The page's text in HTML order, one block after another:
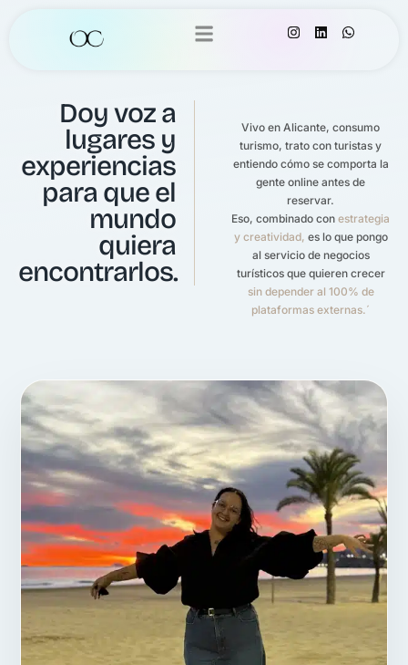
Doy voz a
lugares y
experiencias
para que el
mundo
quiera
encontrarlos.
Vivo en Alicante, consumo
turismo, trato con turistas y
entiendo cómo se comporta la
gente online antes de
reservar.
Eso, combinado con estrategia
y creatividad, es lo que pongo
al servicio de negocios
turísticos que quieren crecer
sin depender al 100% de
plataformas externas.´